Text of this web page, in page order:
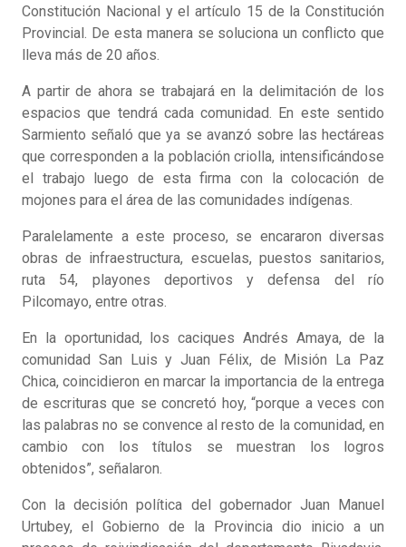
Constitución Nacional y el artículo 15 de la Constitución
Provincial. De esta manera se soluciona un conflicto que
lleva más de 20 años.
A partir de ahora se trabajará en la delimitación de los
espacios que tendrá cada comunidad. En este sentido
Sarmiento señaló que ya se avanzó sobre las hectáreas
que corresponden a la población criolla, intensificándose
el trabajo luego de esta firma con la colocación de
mojones para el área de las comunidades indígenas.
Paralelamente a este proceso, se encararon diversas
obras de infraestructura, escuelas, puestos sanitarios,
ruta 54, playones deportivos y defensa del río
Pilcomayo, entre otras.
En la oportunidad, los caciques Andrés Amaya, de la
comunidad San Luis y Juan Félix, de Misión La Paz
Chica, coincidieron en marcar la importancia de la entrega
de escrituras que se concretó hoy, “porque a veces con
las palabras no se convence al resto de la comunidad, en
cambio con los títulos se muestran los logros
obtenidos”, señalaron.
Con la decisión política del gobernador Juan Manuel
Urtubey, el Gobierno de la Provincia dio inicio a un